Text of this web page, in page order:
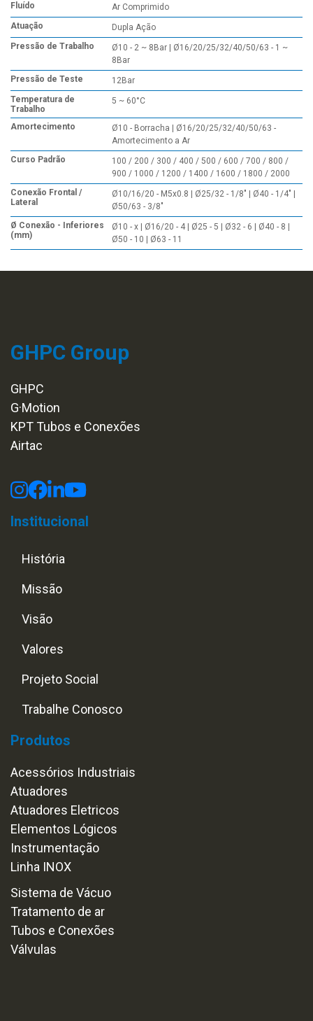
Fluído
Ar Comprimido
Atuação
Dupla Ação
Pressão de Trabalho
Ø10 - 2 ~ 8Bar | Ø16/20/25/32/40/50/63 - 1 ~
8Bar
Pressão de Teste
12Bar
Temperatura de
Trabalho
5 ~ 60°C
Amortecimento
Ø10 - Borracha | Ø16/20/25/32/40/50/63 -
Amortecimento a Ar
Curso Padrão
100 / 200 / 300 / 400 / 500 / 600 / 700 / 800 /
900 / 1000 / 1200 / 1400 / 1600 / 1800 / 2000
Conexão Frontal /
Lateral
Ø10/16/20 - M5x0.8 | Ø25/32 - 1/8" | Ø40 - 1/4" |
Ø50/63 - 3/8"
Ø Conexão - Inferiores
(mm)
Ø10 - x | Ø16/20 - 4 | Ø25 - 5 | Ø32 - 6 | Ø40 - 8 |
Ø50 - 10 | Ø63 - 11
GHPC Group
GHPC
G·Motion
KPT Tubos e Conexões
Airtac
Institucional
História
Missão
Visão
Valores
Projeto Social
Trabalhe Conosco
Produtos
Acessórios Industriais
Atuadores
Atuadores Eletricos
Elementos Lógicos
Instrumentação
Linha INOX
Sistema de Vácuo
Tratamento de ar
Tubos e Conexões
Válvulas